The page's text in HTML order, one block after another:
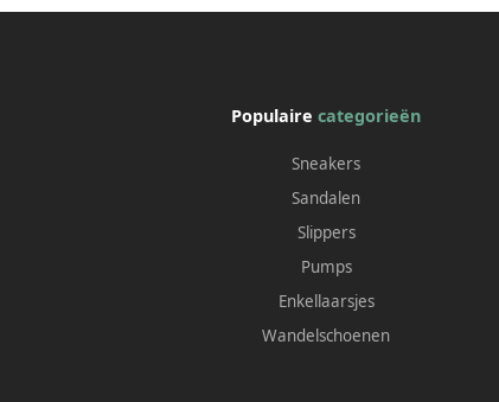
Populairecategorieën
Sneakers
Sandalen
Slippers
Pumps
Enkellaarsjes
Wandelschoenen